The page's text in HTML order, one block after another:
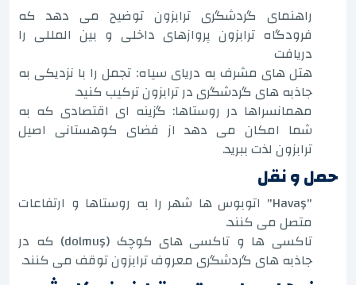
راهنمای گردشگری ترابزون توضیح می دهد که
فرودگاه ترابزون پروازهای داخلی و بین المللی را
دریافت
هتل های مشرف به دریای سیاه: تجمل را با نزدیکی به
جاذبه های گردشگری در ترابزون ترکیب کنید.
مهمانسراها در روستاها: گزینه ای اقتصادی که به
شما امکان می دهد از فضای کوهستانی اصیل
ترابزون لذت ببرید.
حمل و نقل
"Havaş" اتوبوس ها شهر را به روستاها و ارتفاعات
متصل می کنند.
تاکسی ها و تاکسی های کوچک (dolmuş) که در
جاذبه های گردشگری معروف ترابزون توقف می کنند.